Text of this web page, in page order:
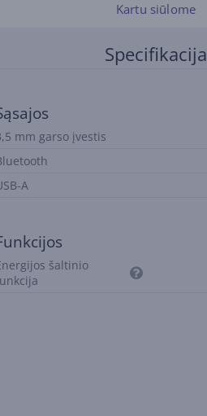
Kartu siūlome
Specifikacija
mm garso įvestis
A
šaltinio